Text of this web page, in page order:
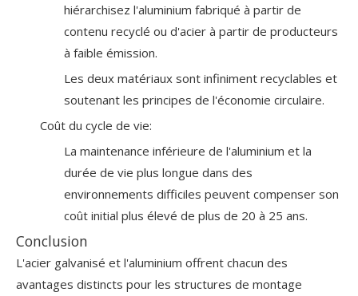
hiérarchisez l'aluminium fabriqué à partir de
contenu recyclé ou d'acier à partir de producteurs
à faible émission.
Les deux matériaux sont infiniment recyclables et
soutenant les principes de l'économie circulaire.
Coût du cycle de vie:
La maintenance inférieure de l'aluminium et la
durée de vie plus longue dans des
environnements difficiles peuvent compenser son
coût initial plus élevé de plus de 20 à 25 ans.
Conclusion
L'acier galvanisé et l'aluminium offrent chacun des
avantages distincts pour les structures de montage